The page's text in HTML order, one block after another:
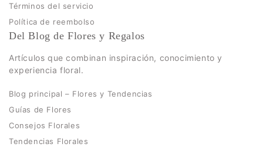
Términos del servicio
Política de reembolso
Del Blog de Flores y Regalos
Artículos que combinan inspiración, conocimiento y
experiencia floral.
Blog principal – Flores y Tendencias
Guías de Flores
Consejos Florales
Tendencias Florales